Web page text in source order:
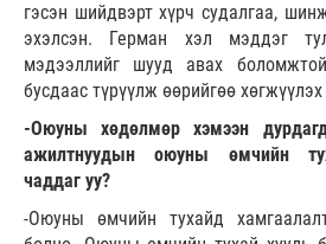
гэсэн шийдвэрт хүрч судалгаа,
эхэлсэн. Герман хэл мэддэг
мэдээллийг шууд авах
бусдаас түрүүлж өөрийгөө
-Оюуны хөдөлмөр хэмээн
ажилтнуудын оюуны өмчийн
чаддаг уу?
-Оюуны өмчийн тухайд